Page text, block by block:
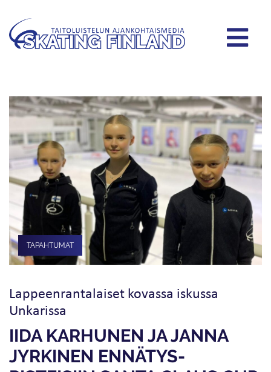
TAPAHTUMAT
Lappeenrantalaiset kovassa iskussa
Unkarissa
IIDA KARHUNEN JA JANNA
JYRKINEN ENNÄTYS­